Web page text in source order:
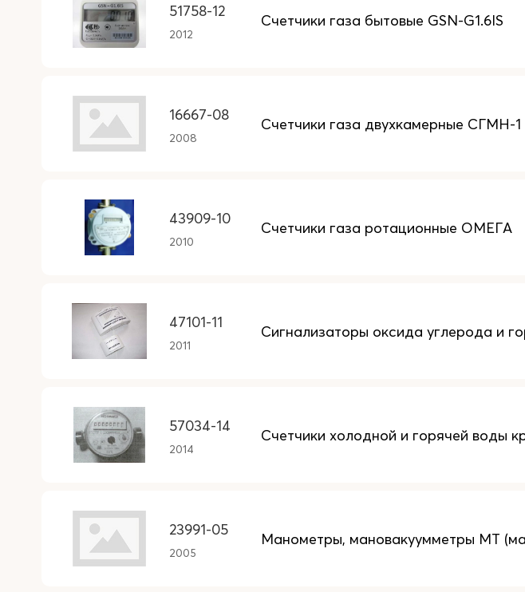
51758-12
2012
Счетчики газа бытовые GSN-G1.6IS
16667-08
2008
Счетчики газа двухкамерные СГМН-1
43909-10
2010
Счетчики газа ротационные ОМЕГА
47101-11
2011
Сигнализаторы оксида углерода и
57034-14
2014
Счетчики холодной и горячей
23991-05
2005
Манометры, мановакуумметры МТ